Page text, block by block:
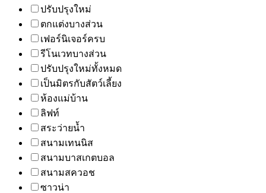
ปรับปรุงใหม่
ตกแต่งบางส่วน
เฟอร์นิเจอร์ครบ
รีโนเวทบางส่วน
ปรับปรุงใหม่ทั้งหมด
เป็นมิตรกับสัตว์เลี้ยง
ห้องแม่บ้าน
ลิฟท์
สระว่ายน้ำ
สนามเทนนิส
สนามบาสเกตบอล
สนามสควอช
ซาวน่า